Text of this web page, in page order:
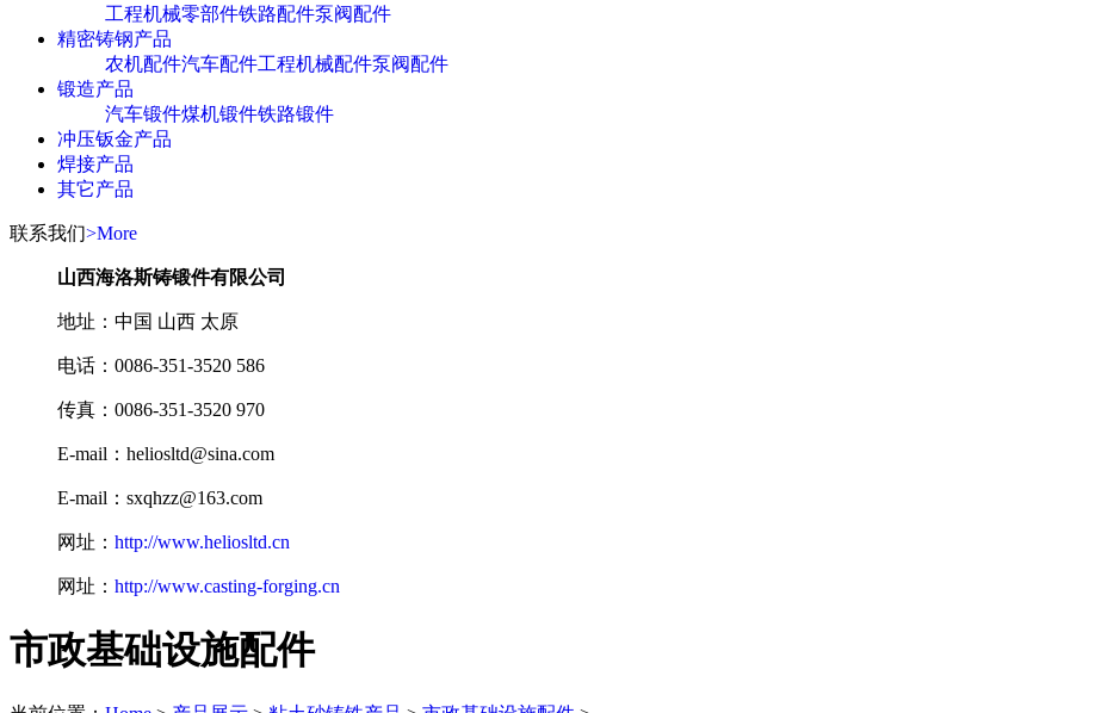
工程机械零部件铁路配件泵阀配件
精密铸钢产品
农机配件汽车配件工程机械配件泵阀配件
锻造产品
汽车锻件煤机锻件铁路锻件
冲压钣金产品
焊接产品
其它产品
联系我们>More
山西海洛斯铸锻件有限公司
地址：中国 山西 太原
电话：0086-351-3520 586
传真：0086-351-3520 970
E-mail：heliosltd@sina.com
E-mail：sxqhzz@163.com
网址： http://www.heliosltd.cn
网址： http://www.casting-forging.cn
市政基础设施配件